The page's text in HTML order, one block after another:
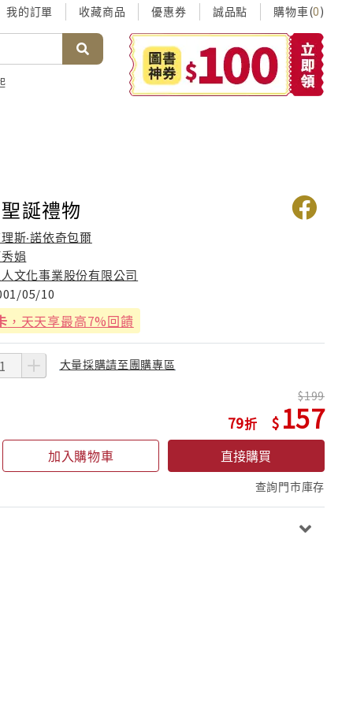
我的訂單 收藏商品 優惠券 誠品點 購物車(0)
誕禮物
斯‧諾依奇包爾
娟
文化事業股份有限公司
05/10
，天天享最高7%回饋
大量採購請至團購專區
79
199
157
加入購物車 直接購買
查詢門市庫存